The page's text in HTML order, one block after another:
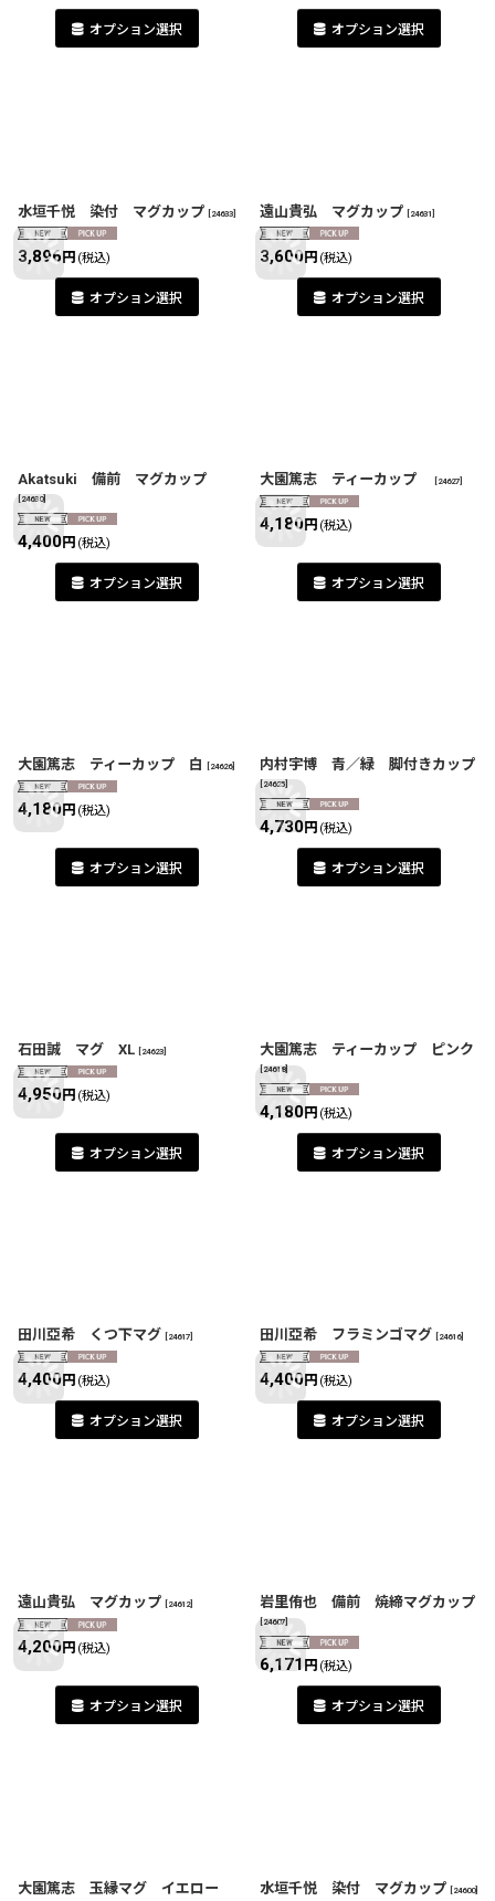
オプション選択 オプション選択
水垣千悦 染付 マグカップ [24633]
3,896円 (税込)
オプション選択
遠山貴弘 マグカップ [24631]
3,600円 (税込)
オプション選択
Akatsuki 備前 マグカップ
24630]
4,400円 (税込)
オプション選択
大園篤志 ティーカップ 24627
4,180円 (税込)
オプション選択
大園篤志 ティーカップ 白 24626]
4,180円 (税込)
オプション選択
内村宇博 青／緑 脚付きカップ
24625
4,730円 (税込)
オプション選択
石田誠 マグ XL 24623
4,950円 (税込)
オプション選択
大園篤志 ティーカップ ピンク
24618]
4,180円 (税込)
オプション選択
田川亞希 くつ下マグ 24617
4,400円 (税込)
オプション選択
田川亞希 フラミンゴマグ 24616]
4,400円 (税込)
オプション選択
遠山貴弘 マグカップ 24612]
4,200円 (税込)
オプション選択
岩里侑也 備前 焼締マグカップ
24607
6,171円 (税込)
オプション選択
大園篤志 玉縁マグ イエロー 水垣千悦 染付 マグカップ [24600]